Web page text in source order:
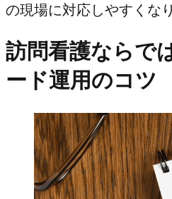
の現場に対応しやすくな
訪問看護ならで
ード運用のコツ